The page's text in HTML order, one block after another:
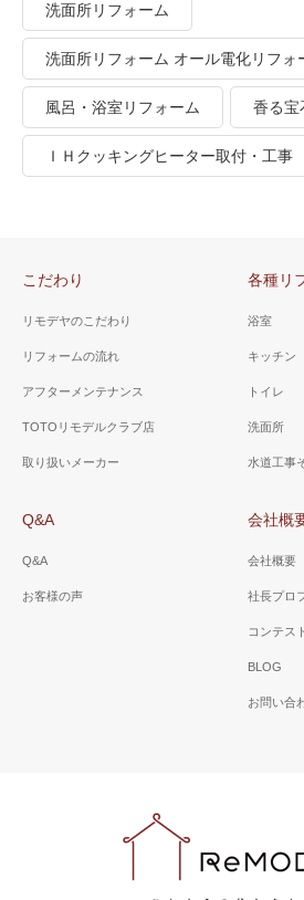
洗面所リフォーム
洗面所リフォーム オール電化リフォ
風呂・浴室リフォーム 香る宝
ＩＨクッキングヒーター取付・工事
こだわり
リモデヤのこだわり
リフォームの流れ
アフターメンテナンス
TOTOリモデルクラブ店
取り扱いメーカー
各種リ
浴室
キッチン
トイレ
洗面所
水道工事
Q&A
Q&A
お客様の声
会社概
会社概要
社長プロ
コンテス
BLOG
お問い合